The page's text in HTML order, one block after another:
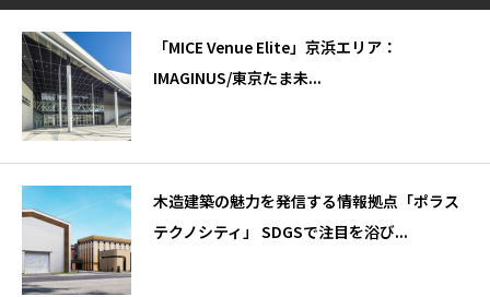
「MICE Venue Elite」京浜エリア：
IMAGINUS/東京たま未...
木造建築の魅力を発信する情報拠点「ポラス
テクノシティ」 SDGSで注目を浴び...